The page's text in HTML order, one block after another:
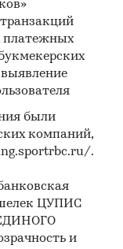
CO.,
российские
ООО
тканей в
платежных
были
компаний,
.
ЦУПИС
и